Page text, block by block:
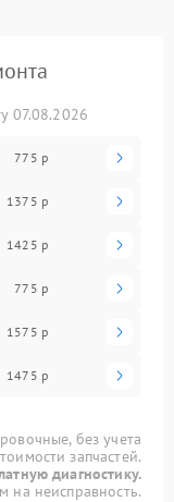
07.08.2026
775 р
1375 р
1425 р
775 р
1575 р
1475 р
без учета
запчастей.
диагностику.
на неисправность.